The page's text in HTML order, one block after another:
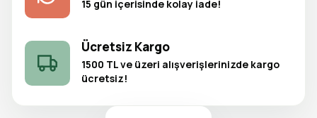
15 gün içerisinde kolay iade!
Ücretsiz Kargo
1500 TL ve üzeri alışverişlerinizde kargo
ücretsiz!